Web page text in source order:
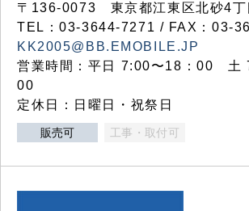
〒136-0073 東京都江東区北砂4丁
TEL：03‐3644‐7271 / FAX：03-
KK2005@BB.EMOBILE.JP
営業時間：平日 7:00〜18：00 土
00
定休日：日曜日・祝祭日
販売可 工事・取付可